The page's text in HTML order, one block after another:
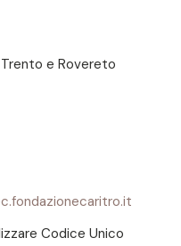
e Rovereto
Codice Unico